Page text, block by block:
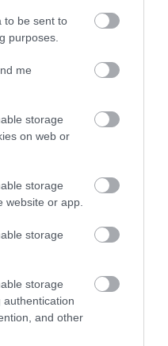
to be sent to
purposes.
me
storage
on web or
storage
website or app.
storage
storage
authentication
and other
orvosi
az izomerőt és az
ellenőrzik.
készül: a
frissített menetrend
Föld körüli pályán
jelenleg az Artemis
elején. Az Artemis II
holdkerülés volt,
ügynökség mennyire